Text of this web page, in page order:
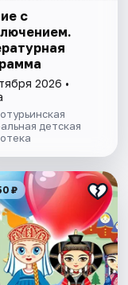
с
2026 •
детская
₽